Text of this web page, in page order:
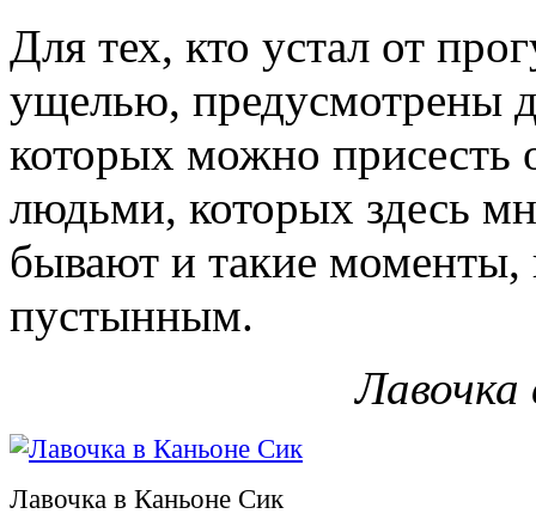
Для тех, кто устал от
ущелью, предусмотрены
которых можно присесть
людьми, которых здесь
бывают и такие моменты,
пустынным.
Лавочка
Лавочка в Каньоне Сик